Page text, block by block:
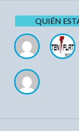
QUIÉN